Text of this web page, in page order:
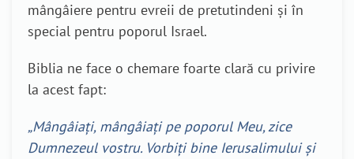
mângâiere pentru evreii de pretutindeni și în
special pentru poporul Israel.
Biblia ne face o chemare foarte clară cu privire
la acest fapt:
„Mângâiați, mângâiați pe poporul Meu, zice
Dumnezeul vostru. Vorbiți bine Ierusalimului și